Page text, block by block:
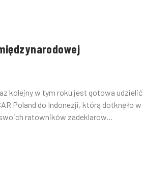
kolejny w tym roku jest gotowa udzielić
Poland do Indonezji, którą dotknęło w
ratowników zadeklarow...